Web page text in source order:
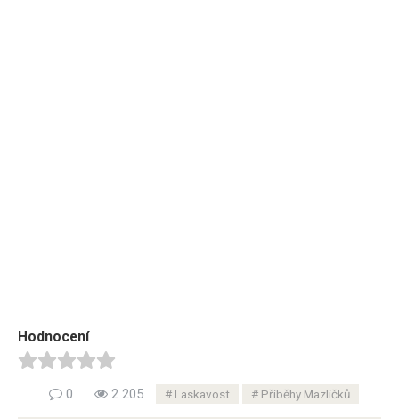
Hodnocení
0 2 205 Laskavost Příběhy Mazlíčků